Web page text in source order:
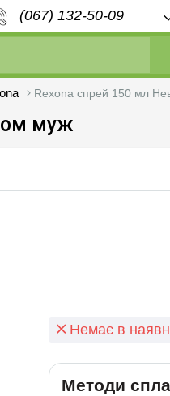
(067) 132-50-09
Rexona спрей 150 мл
муж
Немає в
Методи